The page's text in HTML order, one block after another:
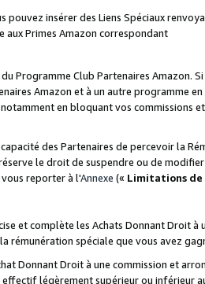
pouvez insérer des Liens Spéciaux
aux Primes Amazon correspondant
Programme Club Partenaires Amazon.
Amazon et à un autre programme
en bloquant vos commissions
des Partenaires de percevoir la
le droit de suspendre ou de
reporter à l'Annexe (« Limitations de
et complète les Achats Donnant Droit à
spéciale que vous avez
Donnant Droit à une commission et
légèrement supérieur ou inférieur